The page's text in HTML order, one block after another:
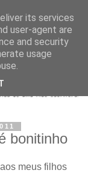
bonitinho
meus filhos
its services
user-agent are
and security
usage